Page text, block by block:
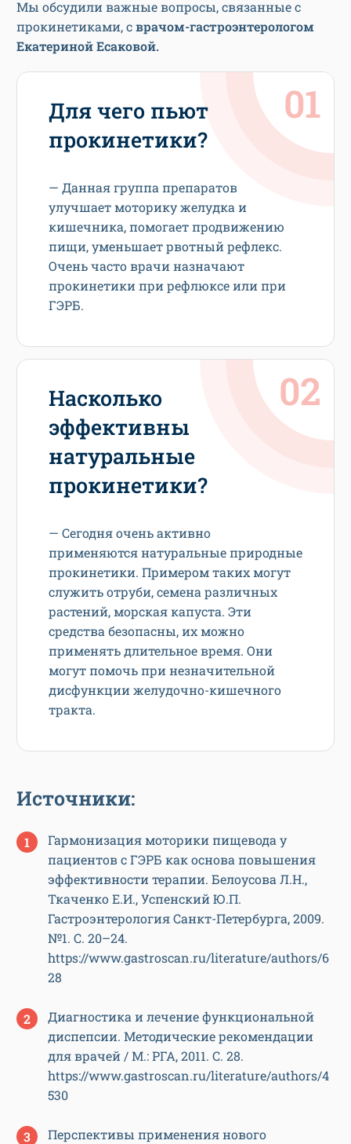
Мы обсудили важные вопросы, связанные с
прокинетиками, сврачом-гастроэнтерологом
Екатериной Есаковой.
Для чего пьют
прокинетики?
— Данная группа препаратов
улучшает моторику желудка и
кишечника, помогает продвижению
пищи, уменьшает рвотный рефлекс.
Очень часто врачи назначают
прокинетики при рефлюксе или при
ГЭРБ.
Насколько
эффективны
натуральные
прокинетики?
— Сегодня очень активно
применяются натуральные природные
прокинетики. Примером таких могут
служить отруби, семена различных
растений, морская капуста. Эти
средства безопасны, их можно
применять длительное время. Они
могут помочь при незначительной
дисфункции желудочно-кишечного
тракта.
Источники:
Гармонизация моторики пищевода у
пациентов с ГЭРБ как основа повышения
эффективности терапии. Белоусова Л.Н.,
Ткаченко Е.И., Успенский Ю.П.
Гастроэнтерология Санкт-Петербурга, 2009.
№1. С. 20–24.
https://www.gastroscan.ru/literature/authors/6
28
Диагностика и лечение функциональной
диспепсии. Методические рекомендации
для врачей / М.: РГА, 2011. С. 28.
https://www.gastroscan.ru/literature/authors/4
530
Перспективы применения нового